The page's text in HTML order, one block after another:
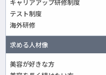
キャリアアップ研修制度
テスト制度
海外研修
求める人材像
美容が好きな方